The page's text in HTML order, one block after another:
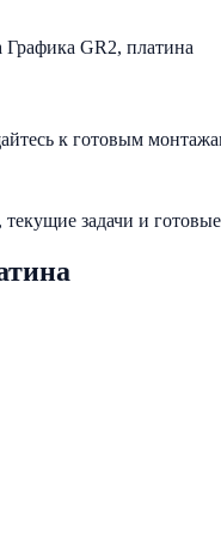
к готовым
задачи и готовые